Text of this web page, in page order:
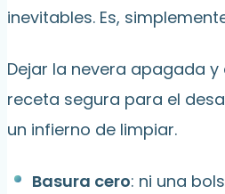
inevitables. Es,
Dejar la nevera apagada
receta segura para el
un infierno de limpiar.
Basura cero: ni una